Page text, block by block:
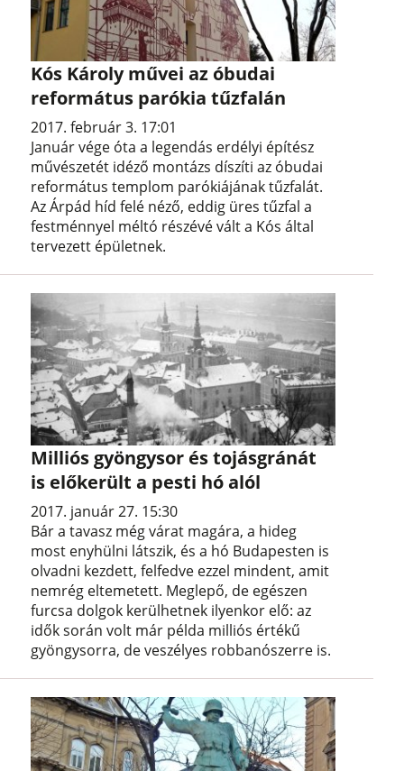
Kós Károly művei az óbudai
református parókia tűzfalán
2017. február 3. 17:01
Január vége óta a legendás erdélyi építész
művészetét idéző montázs díszíti az óbudai
református templom parókiájának tűzfalát.
Az Árpád híd felé néző, eddig üres tűzfal a
festménnyel méltó részévé vált a Kós által
tervezett épületnek.
Milliós gyöngysor és tojásgránát
is előkerült a pesti hó alól
2017. január 27. 15:30
Bár a tavasz még várat magára, a hideg
most enyhülni látszik, és a hó Budapesten is
olvadni kezdett, felfedve ezzel mindent, amit
nemrég eltemetett. Meglepő, de egészen
furcsa dolgok kerülhetnek ilyenkor elő: az
idők során volt már példa milliós értékű
gyöngysorra, de veszélyes robbanószerre is.